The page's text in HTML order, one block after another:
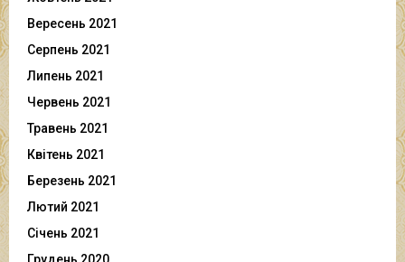
Вересень 2021
Серпень 2021
Липень 2021
Червень 2021
Травень 2021
Квітень 2021
Березень 2021
Лютий 2021
Січень 2021
Грудень 2020